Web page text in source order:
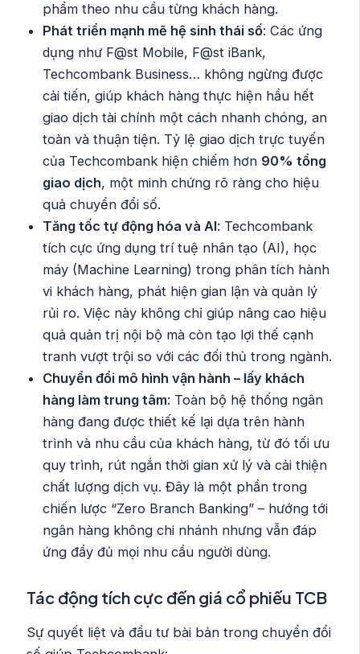
phẩm theo nhu cầu từng khách hàng.
Phát triển mạnh mẽ hệ sinh thái số: Các ứng
dụng như F@st Mobile, F@st iBank,
Techcombank Business… không ngừng được
cải tiến, giúp khách hàng thực hiện hầu hết
giao dịch tài chính một cách nhanh chóng, an
toàn và thuận tiện. Tỷ lệ giao dịch trực tuyến
của Techcombank hiện chiếm hơn 90% tổng
giao dịch, một minh chứng rõ ràng cho hiệu
quả chuyển đổi số.
Tăng tốc tự động hóa và AI: Techcombank
tích cực ứng dụng trí tuệ nhân tạo (AI), học
máy (Machine Learning) trong phân tích hành
vi khách hàng, phát hiện gian lận và quản lý
rủi ro. Việc này không chỉ giúp nâng cao hiệu
quả quản trị nội bộ mà còn tạo lợi thế cạnh
tranh vượt trội so với các đối thủ trong ngành.
Chuyển đổi mô hình vận hành – lấy khách
hàng làm trung tâm: Toàn bộ hệ thống ngân
hàng đang được thiết kế lại dựa trên hành
trình và nhu cầu của khách hàng, từ đó tối ưu
quy trình, rút ngắn thời gian xử lý và cải thiện
chất lượng dịch vụ. Đây là một phần trong
chiến lược “Zero Branch Banking” – hướng tới
ngân hàng không chi nhánh nhưng vẫn đáp
ứng đầy đủ mọi nhu cầu người dùng.
Tác động tích cực đến giá cổ phiếu TCB
Sự quyết liệt và đầu tư bài bản trong chuyển đổi